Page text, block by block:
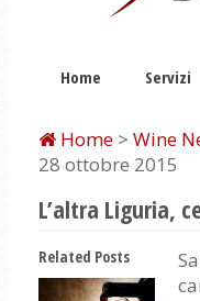
Home Servizi
Home > Wine
28 ottobre 2015
L’altra Liguria,
Related Posts